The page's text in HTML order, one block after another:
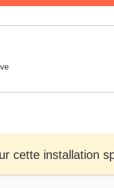
cette installation